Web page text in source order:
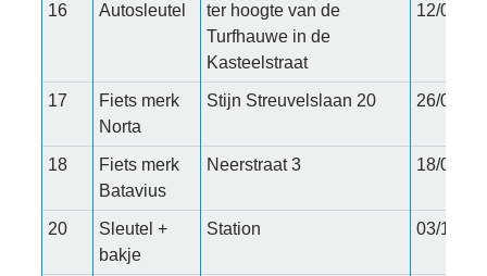
16 Autosleutel
ter hoogte van de
Turfhauwe in de
Kasteelstraat
12/08/
17
Fiets merk
Norta
Stijn Streuvelslaan 20 26/08/
18
Fiets merk
Batavius
Neerstraat 3 18/09/
20
Sleutel +
bakje
Station 03/10/